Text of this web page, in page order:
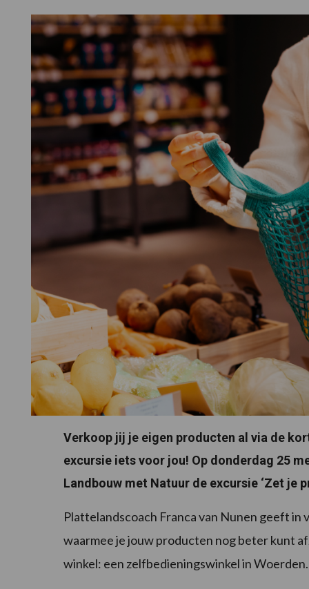
Verkoop jij je eigen producten al via de
excursie iets voor jou! Op donderdag 25
Landbouw met Natuur de excursie ‘Zet je
Plattelandscoach Franca van Nunen geeft
waarmee je jouw producten nog beter kunt
winkel: een zelfbedieningswinkel in Woerden.